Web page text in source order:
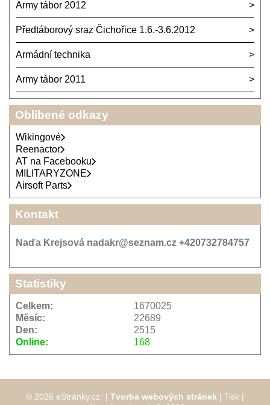
Army tábor 2012
Předtáborový sraz Čichořice 1.6.-3.6.2012
Armádní technika
Army tábor 2011
Oblíbené odkazy
Wikingové
Reenactor
AT na Facebooku
MILITARYZONE
Airsoft Parts
Kontakt
Naďa Krejsová nadakr@seznam.cz +420732784757
Statistiky
Online: 168
Celkem:
1670025
Měsíc:
22689
Den:
2515
© 2026 eStránky.cz | Tvorba webových stránek | Tisk |